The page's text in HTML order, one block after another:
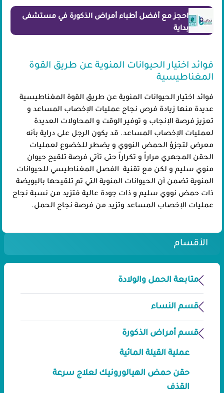
احجز مع أفضل أطباء أمراض الذكورة في مستشفى
بداية
فوائد اختيار الحيوانات المنوية عن طريق القوة
المغناطيسية
فوائد اختيار الحيوانات المنوية عن طريق القوة المغناطيسية
عديدة منها زيادة فرص نجاح عمليات الإخصاب المساعد و
تعزيز فرصة الإنجاب و توفير الوقت و المحاولات العديدة
لعمليات الإخصاب المساعد. قد يكون الرجل على دراية بأنه
معرض لتجزؤ الحمض النووي و يضطر للخضوع لعمليات
الحقن المجهري مراراً و تكراراً حتى تأتي فرصة تلقيح حيوان
منوي سليم و لكن مع تقنية الفصل المغناطيسي للحيوانات
المنوية تضمن أن الحيوانات المنوية التي تم تلقيحها بالبويضة
ذات حمض نووي سليم و ذات جودة عالية فتزيد من نسبة نجاح
عمليات الإخصاب المساعد وتزيد من فرصة نجاح الحمل.
الأقسام
متابعة الحمل والولادة
قسم النساء
قسم أمراض الذكورة
عملية القيلة المائية
حقن حمض الهيالورونيك لعلاج سرعة
القذف